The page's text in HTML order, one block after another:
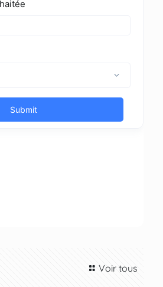
Voir tous